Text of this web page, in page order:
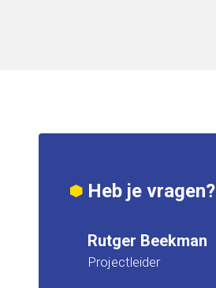
Heb je vragen?
Rutger Beekman
Projectleider